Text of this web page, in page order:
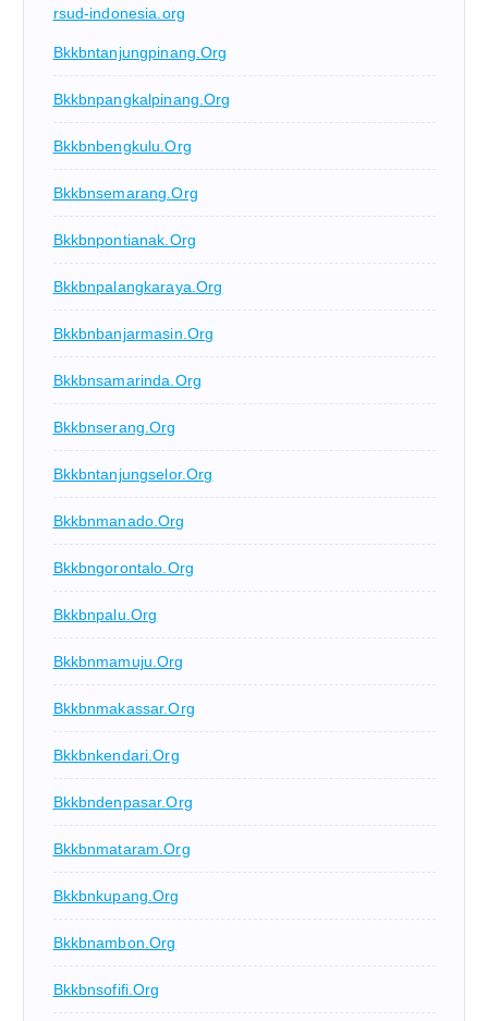
rsud-indonesia.org
Bkkbntanjungpinang.org
Bkkbnpangkalpinang.org
Bkkbnbengkulu.org
Bkkbnsemarang.org
Bkkbnpontianak.org
Bkkbnpalangkaraya.org
Bkkbnbanjarmasin.org
Bkkbnsamarinda.org
Bkkbnserang.org
Bkkbntanjungselor.org
Bkkbnmanado.org
Bkkbngorontalo.org
Bkkbnpalu.org
Bkkbnmamuju.org
Bkkbnmakassar.org
Bkkbnkendari.org
Bkkbndenpasar.org
Bkkbnmataram.org
Bkkbnkupang.org
Bkkbnambon.org
Bkkbnsofifi.org